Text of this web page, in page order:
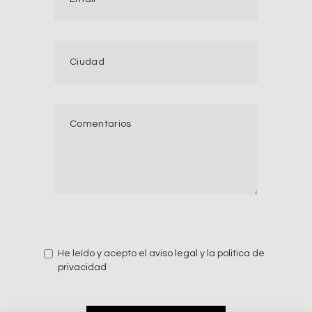
He leído y acepto el aviso legal y la politica de
privacidad